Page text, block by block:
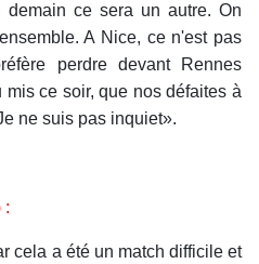
ce sera un autre. On
A Nice, ce n'est pas
perdre devant Rennes
ce soir, que nos défaites à
ne suis pas inquiet».
:
cela a été un match difficile et